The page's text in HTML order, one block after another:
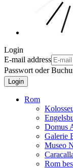
Login
E-mail address
Passwort oder
Login
Rom
Domus
Galerie
Museo
Rom